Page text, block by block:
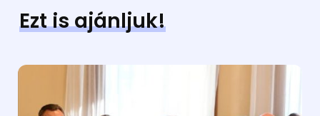
Ezt is ajánljuk!